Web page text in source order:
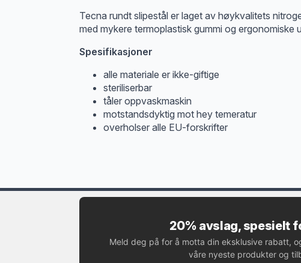
Tecna rundt slipestål er laget av høykvalitets
med mykere termoplastisk gummi og
Spesifikasjoner
alle materiale er ikke-giftige
steriliserbar
tåler oppvaskmaskin
motstandsdyktig mot hey temeratur
overholser alle EU-forskrifter
20% avslag, spesielt
Meld deg på for å motta din eksklusive rabatt,
våre nyeste produkter og